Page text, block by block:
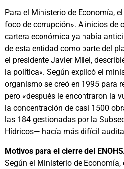
Para el Ministerio de Economía,
foco de corrupción». A inicios de
cartera económica ya había
de esta entidad como parte del
el presidente Javier Milei,
la política». Según explicó el
organismo se creó en 1995 para
pero «después le encontraron la
la concentración de casi 1500
las 184 gestionadas por la
Hídricos— hacía más difícil
Motivos para el cierre del
Según el Ministerio de